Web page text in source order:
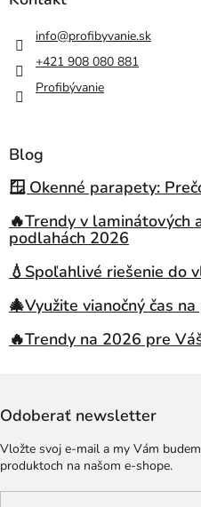
info@profibyvanie.sk
+421 908 080 881
Profibývanie
Blog
🪟 Okenné parapety:
🔥Trendy v laminátových
podlahách 2026
💧Spoľahlivé riešenie do
🎄Využite vianočný čas
🔥Trendy na 2026 pre
Odoberať newsletter
Vložte svoj e-mail a my Vám
produktoch na našom e-shope.